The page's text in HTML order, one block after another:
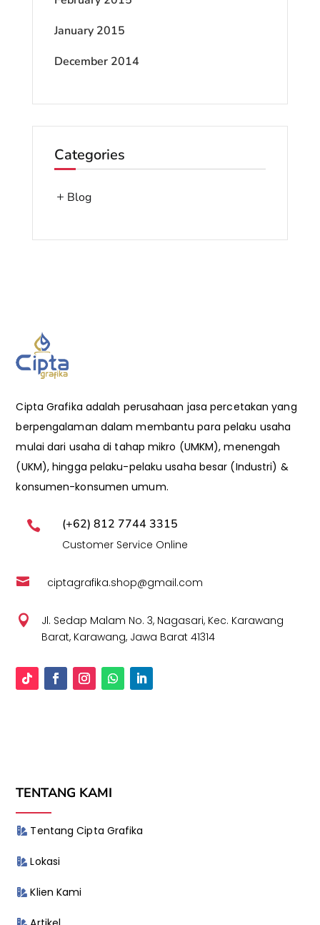
January 2015
December 2014
Categories
Blog
Cipta Grafika adalah perusahaan jasa percetakan yang
berpengalaman dalam membantu para pelaku usaha
mulai dari usaha di tahap mikro (UMKM), menengah
(UKM), hingga pelaku-pelaku usaha besar (Industri) &
konsumen-konsumen umum.
 (+62) 812 7744 3315
Customer Service Online
 ciptagrafika.shop@gmail.com

Jl. Sedap Malam No. 3, Nagasari, Kec. Karawang
Barat, Karawang, Jawa Barat 41314
TENTANG KAMI
Tentang Cipta Grafika
Lokasi
Klien Kami